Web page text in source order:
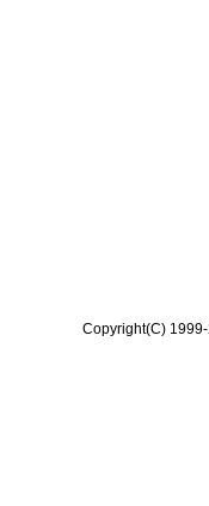
Copyright(C)